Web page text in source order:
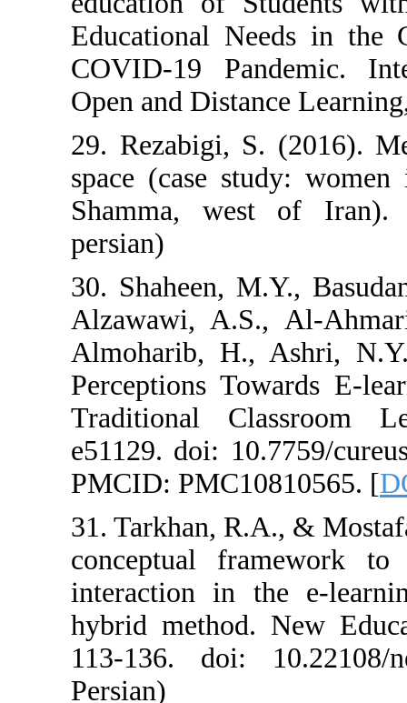
Educational
COVID-19
Open and
29. Rezabigi,
space (case
Shamma,
30. Shaheen,
Alzawawi,
Almoharib,
Perceptions
Traditional
e51129. doi:
PMCID:
31. Tarkhan,
conceptual
interaction in
hybrid method.
113-136. doi: